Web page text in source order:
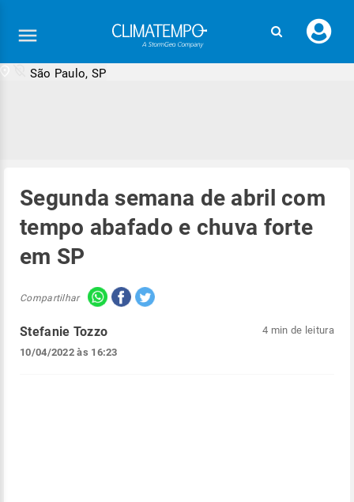
seu
São Paulo, SP
Segunda semana de abril com
tempo abafado e chuva forte
em SP
Compartilhar
Stefanie Tozzo
10/04/2022 às 16:23
4 min de leitura